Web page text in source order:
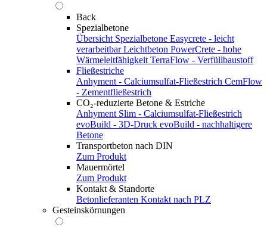
Back
Spezialbetone
Übersicht Spezialbetone Easycrete - leicht
verarbeitbar Leichtbeton PowerCrete - hohe
Wärmeleitfähigkeit TerraFlow - Verfüllbaustoff
Fließestriche
Anhyment - Calciumsulfat-Fließestrich CemFlow
- Zementfließestrich
CO₂-reduzierte Betone & Estriche
Anhyment Slim - Calciumsulfat-Fließestrich
evoBuild - 3D-Druck evoBuild - nachhaltigere
Betone
Transportbeton nach DIN
Zum Produkt
Mauermörtel
Zum Produkt
Kontakt & Standorte
Betonlieferanten Kontakt nach PLZ
Gesteinskörnungen